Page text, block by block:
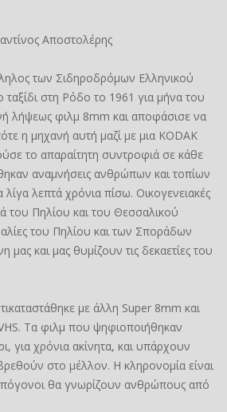
Αποστολέρης
των Σιδηροδρόμων Ελληνικού
στη Ρόδο το 1961 για μήνα του
λήψεως φιλμ 8mm και αποφάσισε να
η μηχανή αυτή μαζί με μια KODAK
το απαραίτητη συντροφιά σε κάθε
αναμνήσεις ανθρώπων και τοπίων
λεπτά χρόνια πίσω. Οικογενειακές
του Πηλίου και του Θεσσαλικού
του Πηλίου και των Σποράδων
και μας θυμίζουν τις δεκαετίες του
με άλλη Super 8mm και
Τα φιλμ που ψηφιοποιήθηκαν
για χρόνια ακίνητα, και υπάρχουν
στο μέλλον. Η κληρονομία είναι
απόγονοι θα γνωρίζουν ανθρώπους από